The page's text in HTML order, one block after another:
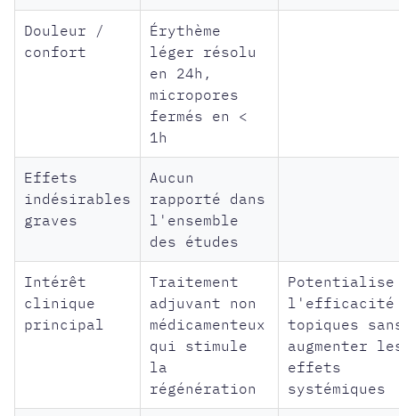
Douleur /
confort
Érythème
léger résolu
en 24h,
micropores
fermés en <
1h
Effets
indésirables
graves
Aucun
rapporté dans
l'ensemble
des études
Intérêt
clinique
principal
Traitement
adjuvant non
médicamenteux
qui stimule
la
régénération
Potentialise
l'efficacité
topiques
augmenter
effets
systémiques